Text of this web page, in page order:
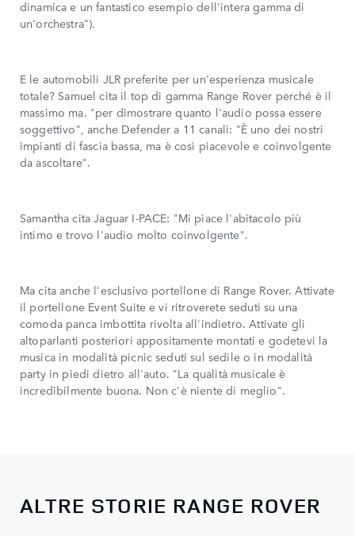
dinamica e un fantastico esempio dell'intera gamma di
un'orchestra").
E le automobili JLR preferite per un'esperienza musicale
totale? Samuel cita il top di gamma Range Rover perché è il
massimo ma. "per dimostrare quanto l'audio possa essere
soggettivo", anche Defender a 11 canali: "È uno dei nostri
impianti di fascia bassa, ma è così piacevole e coinvolgente
da ascoltare".
Samantha cita Jaguar I-PACE: "Mi piace l'abitacolo più
intimo e trovo l'audio molto coinvolgente".
Ma cita anche l'esclusivo portellone di Range Rover. Attivate
il portellone Event Suite e vi ritroverete seduti su una
comoda panca imbottita rivolta all'indietro. Attivate gli
altoparlanti posteriori appositamente montati e godetevi la
musica in modalità picnic seduti sul sedile o in modalità
party in piedi dietro all'auto. "La qualità musicale è
incredibilmente buona. Non c'è niente di meglio".
ALTRE STORIE RANGE ROVER